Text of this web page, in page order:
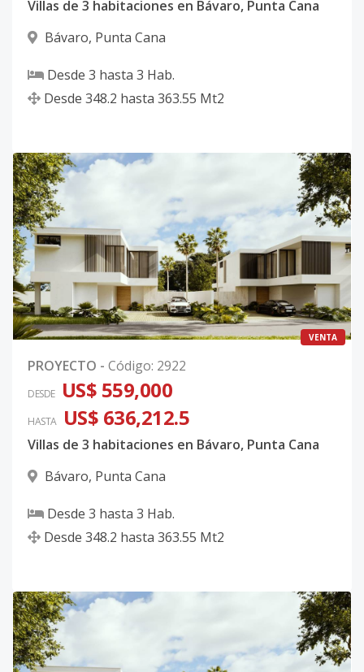
Villas de 3 habitaciones en Bávaro, Punta Cana
Bávaro, Punta Cana
Desde 3 hasta 3 Hab.
Desde 348.2 hasta 363.55 Mt2
VENTA
PROYECTO - Código: 2922
DESDE US$ 559,000
HASTA US$ 636,212.5
Villas de 3 habitaciones en Bávaro, Punta Cana
Bávaro, Punta Cana
Desde 3 hasta 3 Hab.
Desde 348.2 hasta 363.55 Mt2